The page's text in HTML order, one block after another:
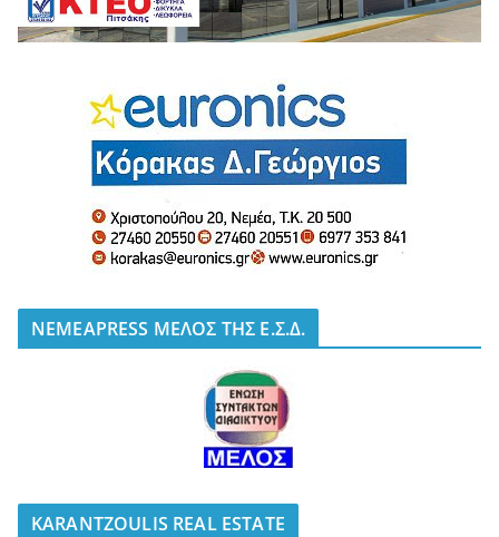
NEMEAPRESS ΜΕΛΟΣ ΤΗΣ Ε.Σ.Δ.
KARANTZOULIS REAL ESTATE